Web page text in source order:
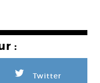
:
L Twitter